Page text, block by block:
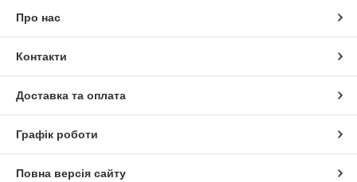
Про нас
Контакти
Доставка та оплата
Графік роботи
Повна версія сайту